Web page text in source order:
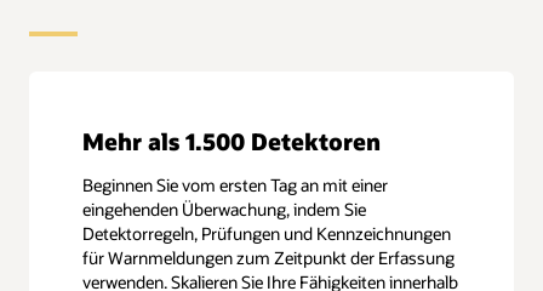
Mehr als 1.500 Detektoren
Beginnen Sie vom ersten Tag an mit einer
eingehenden Überwachung, indem Sie
Detektorregeln, Prüfungen und Kennzeichnungen
für Warnmeldungen zum Zeitpunkt der Erfassung
verwenden. Skalieren Sie Ihre Fähigkeiten innerhalb